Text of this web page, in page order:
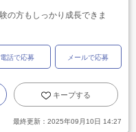
の方もしっかり成長できま
電話で応募 メールで応募
キープする
最終更新： 2025年09月10日 14:27